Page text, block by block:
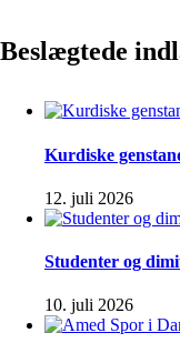
Beslægtede
Kurdiske
12. juli 2026
Studenter og
10. juli 2026